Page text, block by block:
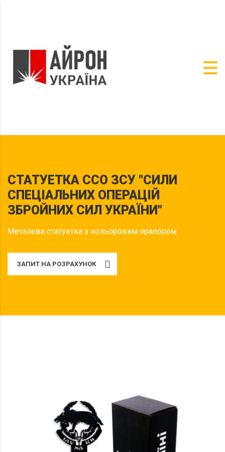
СТАТУЕТКА ССО ЗСУ "СИЛИ
СПЕЦІАЛЬНИХ ОПЕРАЦІЙ
ЗБРОЙНИХ СИЛ УКРАЇНИ"
Металева статуетка з кольоровим прапором
ЗАПИТ НА РОЗРАХУНОК